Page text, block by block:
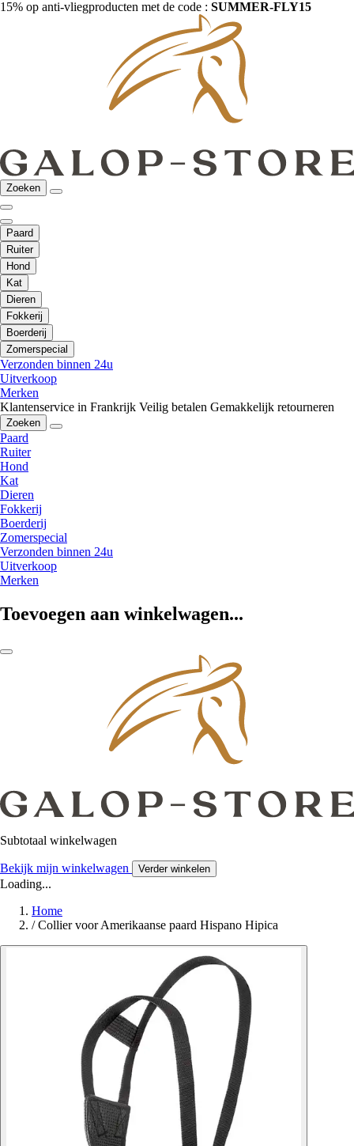
15% op anti-vliegproducten met de code : SUMMER-FLY15
Zoeken
Paard
Ruiter
Hond
Kat
Dieren
Fokkerij
Boerderij
Zomerspecial
Verzonden binnen 24u
Uitverkoop
Merken
Klantenservice in Frankrijk Veilig betalen Gemakkelijk retourneren
Zoeken
Paard
Ruiter
Hond
Kat
Dieren
Fokkerij
Boerderij
Zomerspecial
Verzonden binnen 24u
Uitverkoop
Merken
Toevoegen aan winkelwagen...
Subtotaal winkelwagen
Bekijk mijn winkelwagen Verder winkelen
Loading...
Home
/ Collier voor Amerikaanse paard Hispano Hipica